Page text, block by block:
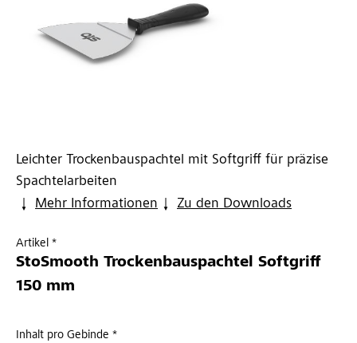
Leichter Trockenbauspachtel mit Softgriff für präzise
Spachtelarbeiten
Mehr Informationen
Zu den Downloads
Artikel *
StoSmooth Trockenbauspachtel Softgriff
150 mm
Inhalt pro Gebinde *